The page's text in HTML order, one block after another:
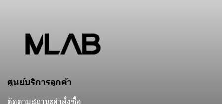
ศูนย์บริการลูกค้า
ติดตามสถานะคำสั่งซื้อ